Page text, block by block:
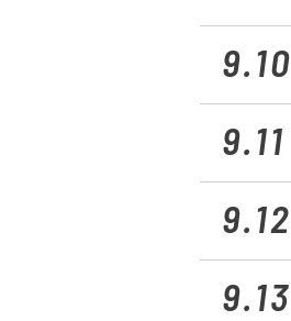
9.10
9.11
9.12
9.13